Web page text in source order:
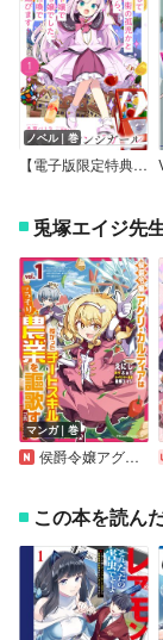
ノベル｜巻
【電子版限定特典付き】桜色ストレンジガール
兎塚エイジ先
マンガ｜巻
侯爵令嬢アグリ・カルティアは授かったチートスキルでこっそり農業を謳歌する THE COMIC
この本を読ん